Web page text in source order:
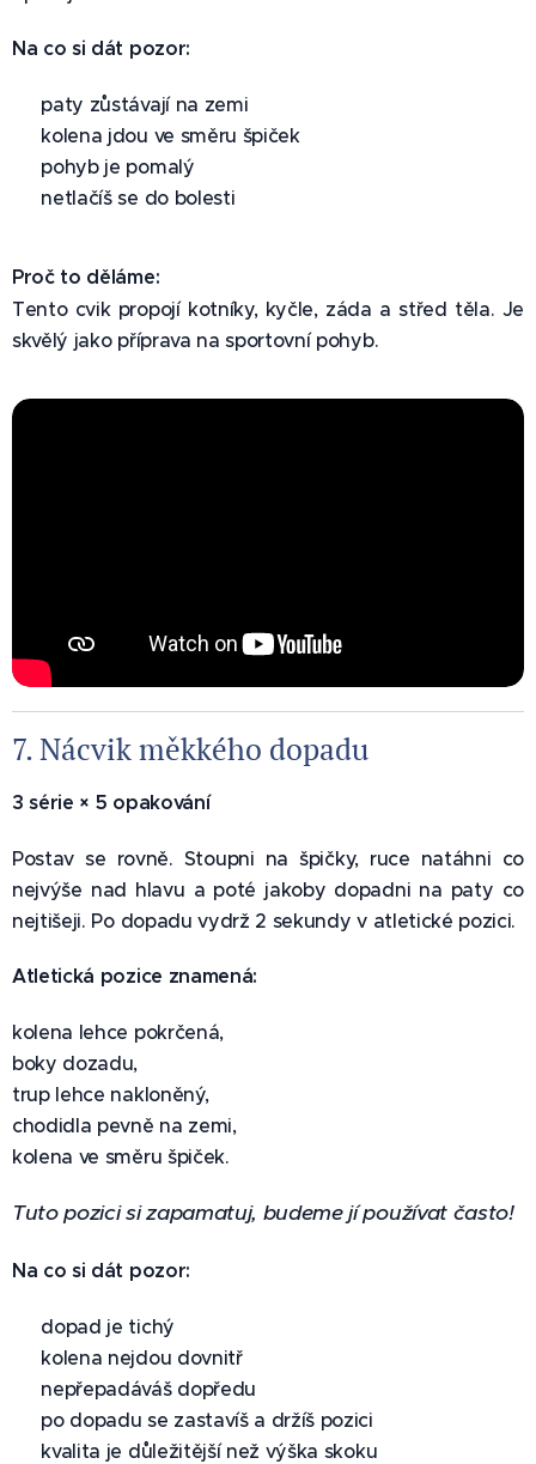
Na co si dát pozor:
✅ paty zůstávají na zemi
✅ kolena jdou ve směru špiček
✅ pohyb je pomalý
✅ netlačíš se do bolesti
Proč to děláme:
Tento cvik propojí kotníky, kyčle, záda a střed těla. Je
skvělý jako příprava na sportovní pohyb.
7. Nácvik měkkého dopadu 💥
3 série × 5 opakování
Postav se rovně. Stoupni na špičky, ruce natáhni co
nejvýše nad hlavu a poté jakoby dopadni na paty co
nejtišeji. Po dopadu vydrž 2 sekundy v atletické pozici.
Atletická pozice znamená:
kolena lehce pokrčená,
boky dozadu,
trup lehce nakloněný,
chodidla pevně na zemi,
kolena ve směru špiček.
Tuto pozici si zapamatuj, budeme jí používat často!
Na co si dát pozor:
✅ dopad je tichý
✅ kolena nejdou dovnitř
✅ nepřepadáváš dopředu
✅ po dopadu se zastavíš a držíš pozici
✅ kvalita je důležitější než výška skoku